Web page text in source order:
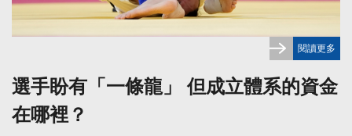
閱讀更多
選手盼有「一條龍」 但成立體系的資金
在哪裡？